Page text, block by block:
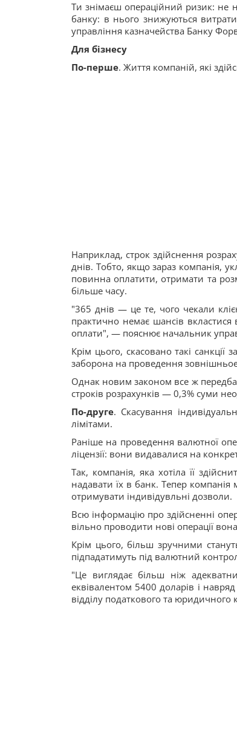
Ти знімаєш операційний ризик: не
банку: в нього знижуються
управління казначейства Банку
Для бізнесу
По-перше. Життя компаній, які
Наприклад, строк здійснення
днів. Тобто, якщо зараз компанія,
повинна оплатити, отримати та
більше часу.
"365 днів — це те, чого чекали
практично немає шансів вкластися
оплати", — пояснює начальник
Крім цього, скасовано такі
заборона на проведення
Однак новим законом все ж
строків розрахунків — 0,3% суми
По-друге. Скасування
лімітами.
Раніше на проведення валютної
ліцензії: вони видавалися на
Так, компанія, яка хотіла її
надавати їх в банк. Тепер компанія
отримувати індивідувльні дозволи.
Всю інформацію про здійсненні
вільно проводити нові операції
Крім цього, більш зручними
підпадатимуть під валютний
"Це виглядає більш ніж
еквівалентом 5400 доларів і
відділу податкового та юридичного